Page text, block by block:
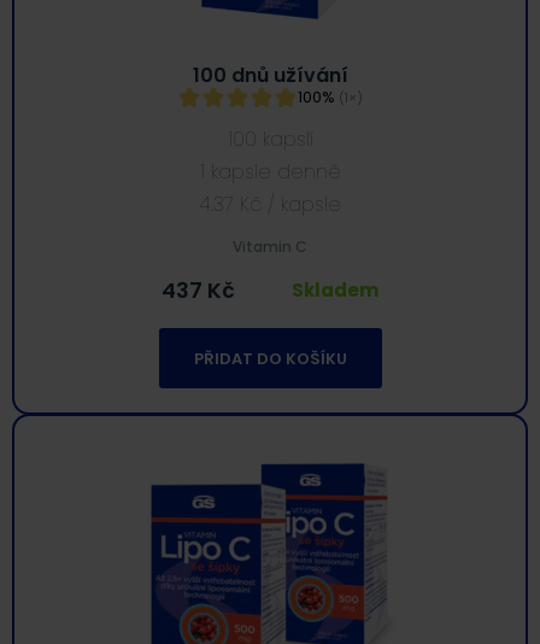
100 dnů užívání
100% (1×)
100 kapslí
1 kapsle denně
4.37 Kč / kapsle
Vitamin C
437 Kč Skladem
PŘIDAT DO KOŠÍKU